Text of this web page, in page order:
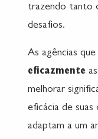
trazendo tanto
desafios.
As agências
eficazmente
melhorar
eficácia de
adaptam a um